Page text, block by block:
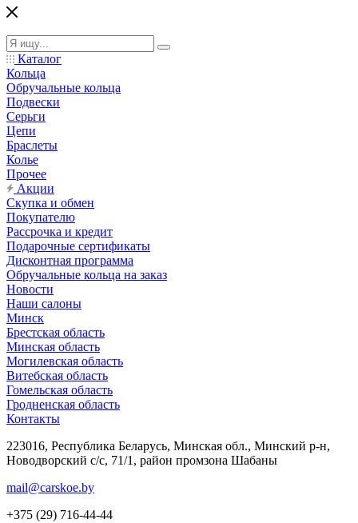
Каталог
Кольца
Обручальные кольца
Подвески
Серьги
Цепи
Браслеты
Колье
Прочее
Акции
Скупка и обмен
Покупателю
Рассрочка и кредит
Подарочные сертификаты
Дисконтная программа
Обручальные кольца на заказ
Новости
Наши салоны
Минск
Брестская область
Минская область
Могилевская область
Витебская область
Гомельская область
Гродненская область
Контакты
223016, Республика Беларусь, Минская обл., Минский р-н,
Новодворский с/с, 71/1, район промзона Шабаны
mail@carskoe.by
+375 (29) 716-44-44